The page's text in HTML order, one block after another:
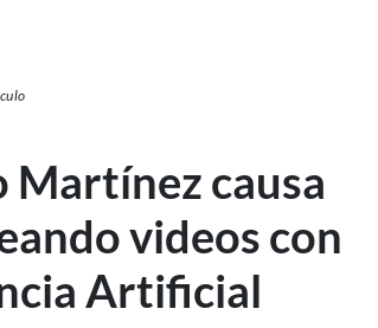
Martínez causa
videos con
Artificial